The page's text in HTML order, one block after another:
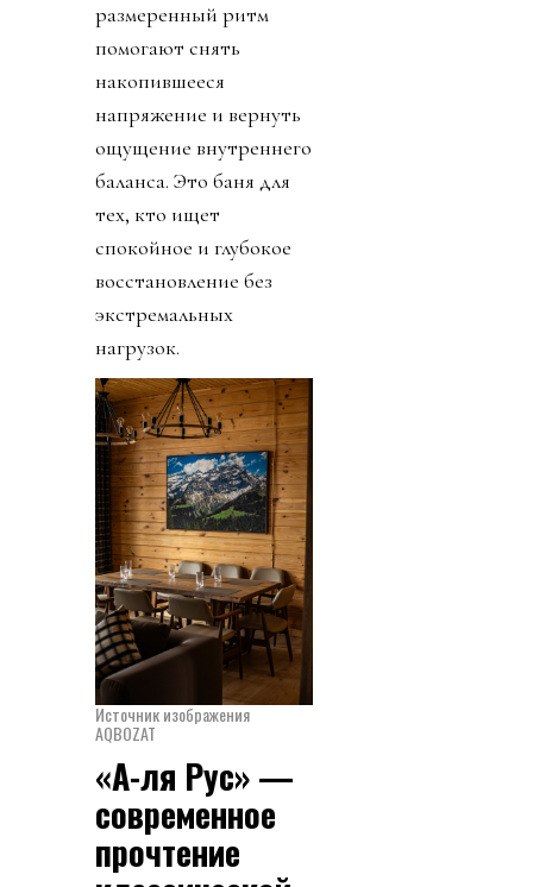
размеренный ритм
помогают снять
накопившееся
напряжение и вернуть
ощущение внутреннего
баланса. Это баня для
тех, кто ищет
спокойное и глубокое
восстановление без
экстремальных
нагрузок.
Источник изображения
AQBOZAT
«А-ля Рус» —
современное
прочтение